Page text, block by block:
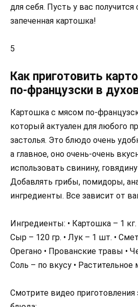
для себя. Пусть у вас получится
запеченная картошка!
5
Как приготовить
по-французски в
Картошка с мясом по-
который актуален для любого
застолья. Это блюдо очень
а главное, оно очень-очень
использовать свинину,
Добавлять грибы, помидоры,
ингредиенты. Все зависит от
Ингредиенты: • Картошка – 1 кг.
Сыр – 120 гр. • Лук – 1 шт. •
Орегано • Прованские травы •
Соль – по вкусу • Растительное
Смотрите видео приготовления